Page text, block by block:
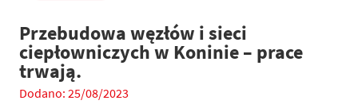
Przebudowa węzłów i sieci
ciepłowniczych w Koninie – prace
trwają.
Dodano: 25/08/2023